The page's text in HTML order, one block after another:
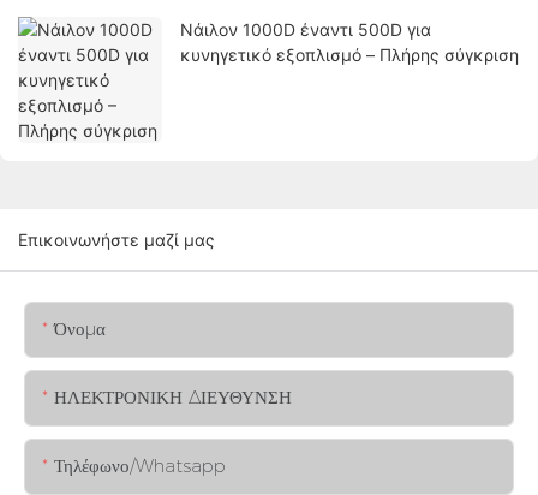
Νάιλον 1000D έναντι 500D για
κυνηγετικό εξοπλισμό – Πλήρης σύγκριση
Επικοινωνήστε μαζί μας
Όνομα
ΗΛΕΚΤΡΟΝΙΚΗ ΔΙΕΥΘΥΝΣΗ
Τηλέφωνο/whatsapp